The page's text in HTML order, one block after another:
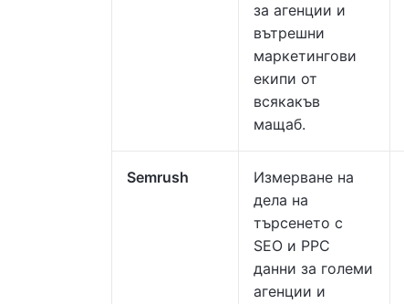
за агенции и
вътрешни
маркетингови
екипи от
всякакъв
мащаб.
Semrush
Измерване на
дела на
търсенето с
SEO и PPC
данни за големи
агенции и